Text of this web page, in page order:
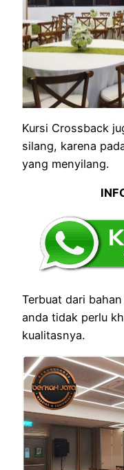
Kursi Crossback
silang, karena
yang menyilang.
Terbuat dari
anda tidak perlu
kualitasnya.